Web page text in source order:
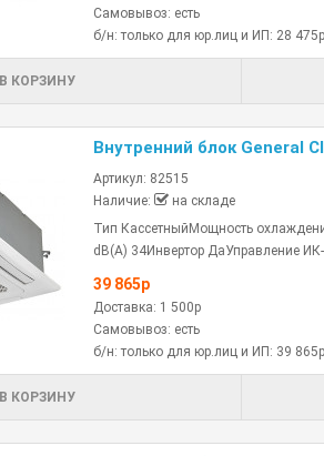
Самовывоз: есть
б/н: только для юр.лиц и ИП: 28 475р
В КОРЗИНУ
Внутренний блок General
Артикул: 82515
Наличие:
на складе
Тип КассетныйМощность
dB(A) 34Инвертор ДаУправление
39 865р
Доставка: 1 500р
Самовывоз: есть
б/н: только для юр.лиц и ИП: 39 865р
В КОРЗИНУ